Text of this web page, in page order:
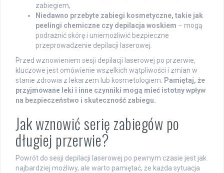
zabiegiem,
Niedawno przebyte zabiegi kosmetyczne, takie jak
peelingi chemiczne czy depilacja woskiem – mogą
podrażnić skórę i uniemożliwić bezpieczne
przeprowadzenie depilacji laserowej.
Przed wznowieniem sesji depilacji laserowej po przerwie,
kluczowe jest omówienie wszelkich wątpliwości i zmian w
stanie zdrowia z lekarzem lub kosmetologiem.
Pamiętaj, że
przyjmowane leki i inne czynniki mogą mieć istotny wpływ
na bezpieczeństwo i skuteczność zabiegu.
Jak wznowić serię zabiegów po
długiej przerwie?
Powrót do sesji depilacji laserowej po pewnym czasie jest jak
najbardziej możliwy, ale warto pamiętać, że każda sytuacja